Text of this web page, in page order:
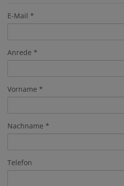
E-Mail
Anrede
Vorname
Nachname
Telefon